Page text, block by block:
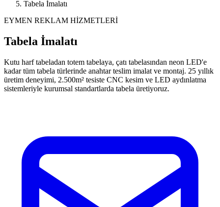
Tabela İmalatı
EYMEN REKLAM HİZMETLERİ
Tabela İmalatı
Kutu harf tabeladan totem tabelaya, çatı tabelasından neon LED'e
kadar tüm tabela türlerinde anahtar teslim imalat ve montaj. 25 yıllık
üretim deneyimi, 2.500m² tesiste CNC kesim ve LED aydınlatma
sistemleriyle kurumsal standartlarda tabela üretiyoruz.